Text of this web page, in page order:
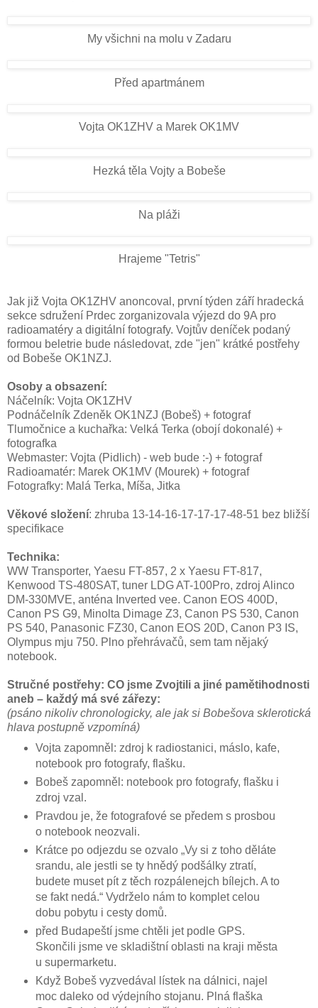
My všichni na molu v Zadaru
Před apartmánem
Vojta OK1ZHV a Marek OK1MV
Hezká těla Vojty a Bobeše
Na pláži
Hrajeme "Tetris"
Jak již Vojta OK1ZHV anoncoval, první týden září hradecká
sekce sdružení Prdec zorganizovala výjezd do 9A pro
radioamatéry a digitální fotografy. Vojtův deníček podaný
formou beletrie bude následovat, zde "jen" krátké postřehy
od Bobeše OK1NZJ.
Osoby a obsazení:
Náčelník: Vojta OK1ZHV
Podnáčelník Zdeněk OK1NZJ (Bobeš) + fotograf
Tlumočnice a kuchařka: Velká Terka (obojí dokonalé) +
fotografka
Webmaster: Vojta (Pidlich) - web bude :-) + fotograf
Radioamatér: Marek OK1MV (Mourek) + fotograf
Fotografky: Malá Terka, Míša, Jitka
Věkové složení: zhruba 13-14-16-17-17-17-48-51 bez bližší
specifikace
Technika:
WW Transporter, Yaesu FT-857, 2 x Yaesu FT-817,
Kenwood TS-480SAT, tuner LDG AT-100Pro, zdroj Alinco
DM-330MVE, anténa Inverted vee. Canon EOS 400D,
Canon PS G9, Minolta Dimage Z3, Canon PS 530, Canon
PS 540, Panasonic FZ30, Canon EOS 20D, Canon P3 IS,
Olympus mju 750. Plno přehrávačů, sem tam nějaký
notebook.
Stručné postřehy: CO jsme Zvojtili a jiné pamětihodnosti
aneb – každý má své zářezy:
(psáno nikoliv chronologicky, ale jak si Bobešova sklerotická
hlava postupně vzpomíná)
Vojta zapomněl: zdroj k radiostanici, máslo, kafe,
notebook pro fotografy, flašku.
Bobeš zapomněl: notebook pro fotografy, flašku i
zdroj vzal.
Pravdou je, že fotografové se předem s prosbou
o notebook neozvali.
Krátce po odjezdu se ozvalo „Vy si z toho děláte
srandu, ale jestli se ty hnědý podšálky ztratí,
budete muset pít z těch rozpálenejch bílejch. A to
se fakt nedá.“ Vydrželo nám to komplet celou
dobu pobytu i cesty domů.
před Budapeští jsme chtěli jet podle GPS.
Skončili jsme ve skladištní oblasti na kraji města
u supermarketu.
Když Bobeš vyzvedával lístek na dálnici, najel
moc daleko od výdejního stojanu. Plná flaška